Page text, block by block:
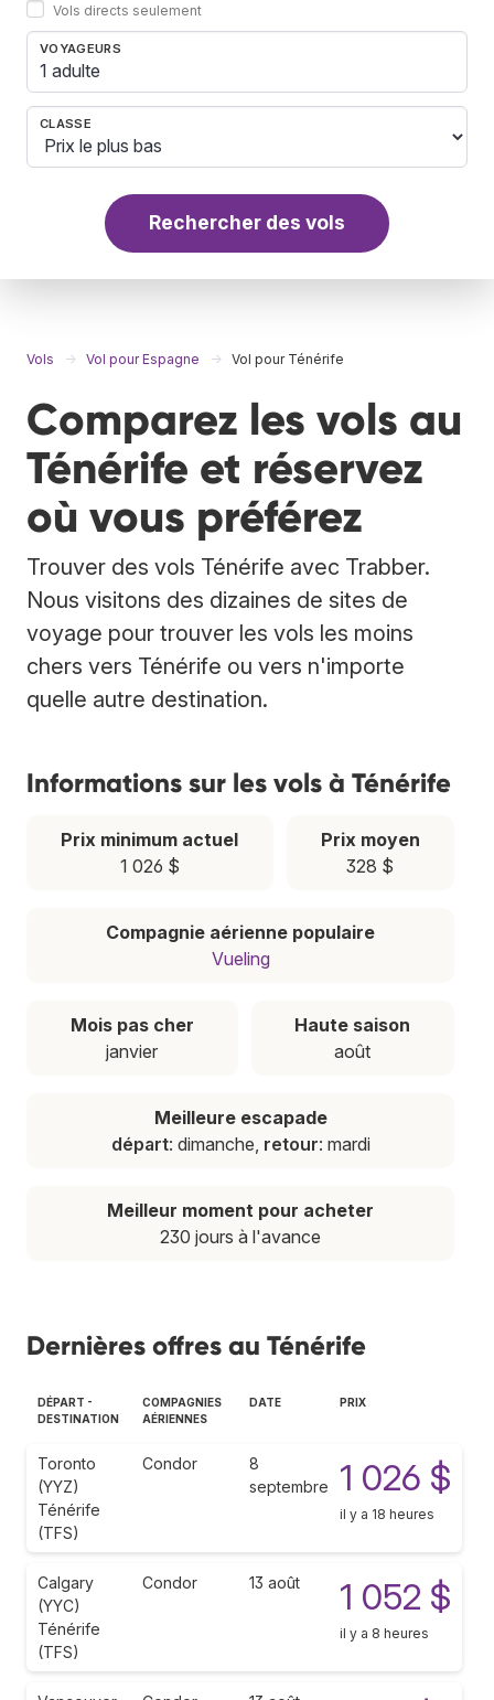
Vols directs seulement
VOYAGEURS
1 adulte
CLASSE
Rechercher des vols
Vols Vol pour Espagne Vol pour Ténérife
Comparez les vols au
Ténérife et réservez
où vous préférez
Trouver des vols Ténérife avec Trabber.
Nous visitons des dizaines de sites de
voyage pour trouver les vols les moins
chers vers Ténérife ou vers n'importe
quelle autre destination.
Informations sur les vols à Ténérife
Prix minimum actuel
1 026 $
Prix moyen
328 $
Compagnie aérienne populaire
Vueling
Mois pas cher
janvier
Haute saison
août
Meilleure escapade
départ: dimanche, retour: mardi
Meilleur moment pour acheter
230 jours à l'avance
Dernières offres au Ténérife
DÉPART -
DESTINATION
COMPAGNIES
AÉRIENNES
DATE PRIX
Toronto
(YYZ)
Ténérife
(TFS)
Condor
8
septembre
1 026 $
il y a 18 heures
Calgary
(YYC)
Ténérife
(TFS)
Condor 13 août 1 052 $
il y a 8 heures